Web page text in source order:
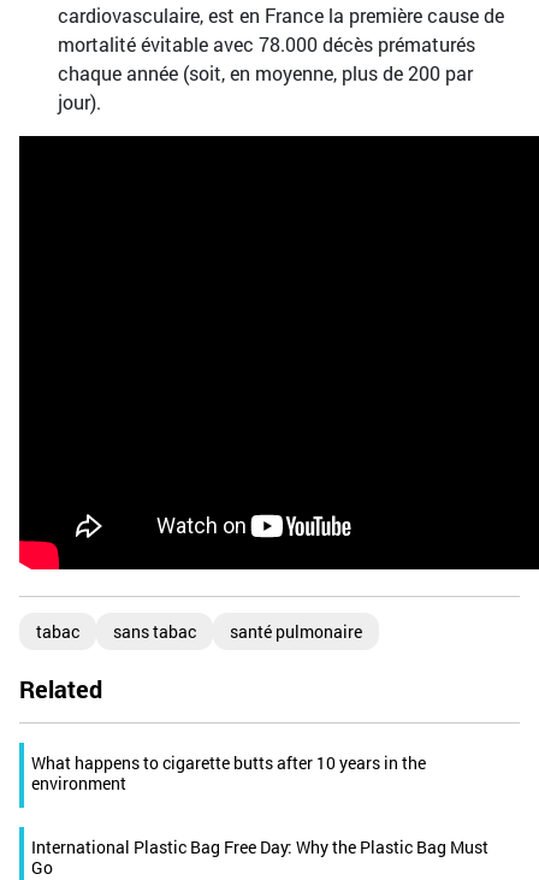
cardiovasculaire, est en France la première cause de
mortalité évitable avec 78.000 décès prématurés
chaque année (soit, en moyenne, plus de 200 par
jour).
tabac sans tabac santé pulmonaire
Related
What happens to cigarette butts after 10 years in the
environment
International Plastic Bag Free Day: Why the Plastic Bag Must
Go